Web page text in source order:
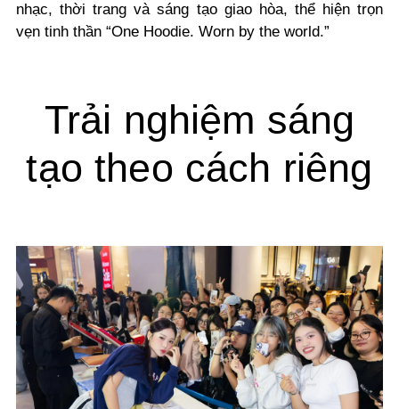
nhạc, thời trang và sáng tạo giao hòa, thể hiện trọn
vẹn tinh thần “One Hoodie. Worn by the world.”
Trải nghiệm sáng
tạo theo cách riêng